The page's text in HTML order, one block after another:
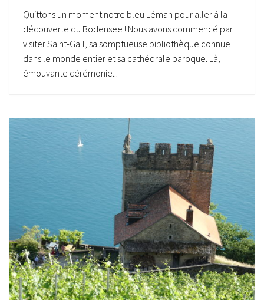
Quittons un moment notre bleu Léman pour aller à la
découverte du Bodensee ! Nous avons commencé par
visiter Saint-Gall, sa somptueuse bibliothèque connue
dans le monde entier et sa cathédrale baroque. Là,
émouvante cérémonie...